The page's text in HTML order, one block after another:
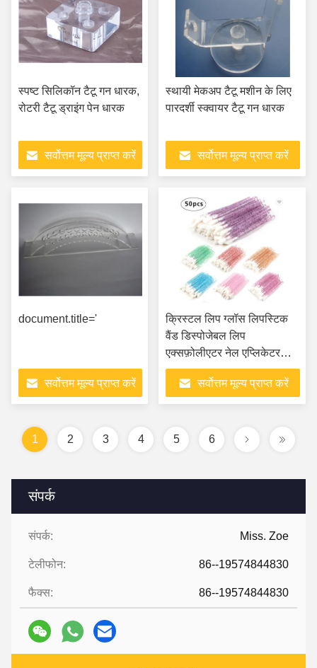
संपर्क
संपर्क: Miss. Zoe
टेलीफोन: 86--19574844830
फैक्स: 86--19574844830
स्पष्ट सिलिकॉन टैटू गन धारक,
रोटरी टैटू ड्राइंग पेन धारक
सर्वोत्तम मूल्य प्राप्त करें
स्थायी मेकअप टैटू मशीन के लिए
पारदर्शी स्क्वायर टैटू गन धारक
सर्वोत्तम मूल्य प्राप्त करें
document.title='
सर्वोत्तम मूल्य प्राप्त करें
क्रिस्टल लिप ग्लॉस लिपस्टिक
वैंड डिस्पोजेबल लिप
एक्सफ़ोलीएटर नेल एप्लिकेटर
लॉन्ग हैंडल स्क्रब ब्रश
सर्वोत्तम मूल्य प्राप्त करें
1 2 3 4 5 6